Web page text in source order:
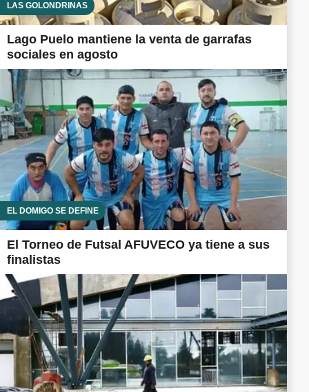
LAS GOLONDRINAS
Lago Puelo mantiene la venta de garrafas
sociales en agosto
EL DOMIGO SE DEFINE
El Torneo de Futsal AFUVECO ya tiene a sus
finalistas